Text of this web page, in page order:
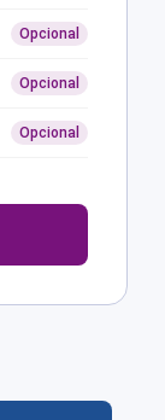
Opcional
Opcional
Opcional